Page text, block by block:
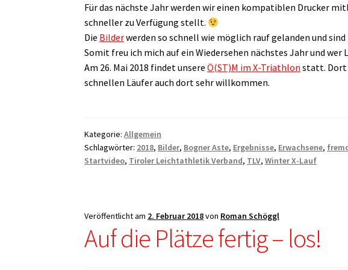
Für das nächste Jahr werden wir einen kompatiblen Drucker
schneller zu Verfügung stellt.
Die Bilderwerden so schnell wie möglich rauf gelanden und
Somit freu ich mich auf ein Wiedersehen nächstes Jahr und wer
Am 26. Mai 2018 findet unsereÖ(ST)M im X-Triathlon statt. Dort
schnellen Läufer auch dort sehr willkommen.
Kategorie:Allgemein
Schlagwörter: 2018, Bilder, Bogner Aste, Ergebnisse, Erwachsene,
Startvideo, Tiroler Leichtathletik Verband, TLV,Winter X-Lauf
Veröffentlicht am 2. Februar 2018von Roman Schöggl
Auf die Plätze fertig – los!